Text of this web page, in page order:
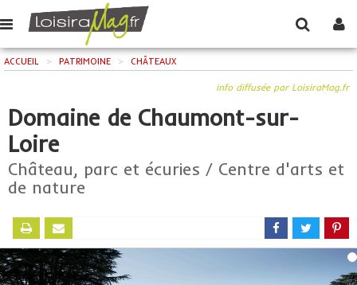
ACCUEIL > PATRIMOINE > CHÂTEAUX
info diffusée par LoisiraMag.fr
Domaine de Chaumont-sur-
Loire
Château, parc et écuries / Centre d'arts et
de nature